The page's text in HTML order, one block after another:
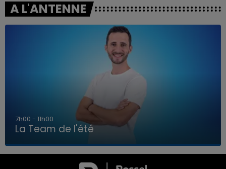
LA TEAM DE L'ÉTÉ
A L'ANTENNE
7h00 - 11h00
La Team de l'été